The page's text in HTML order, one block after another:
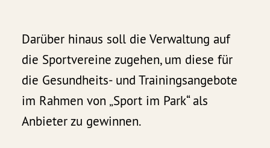
Darüber hinaus soll die Verwaltung auf
die Sportvereine zugehen, um diese für
die Gesundheits- und Trainingsangebote
im Rahmen von „Sport im Park“ als
Anbieter zu gewinnen.